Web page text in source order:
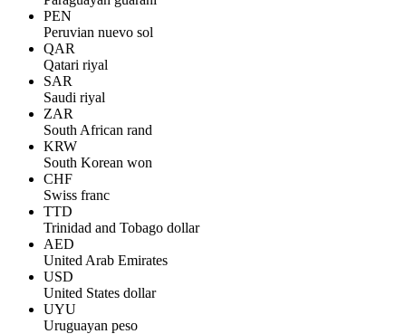
PEN
Peruvian nuevo sol
QAR
Qatari riyal
SAR
Saudi riyal
ZAR
South African rand
KRW
South Korean won
CHF
Swiss franc
TTD
Trinidad and Tobago dollar
AED
United Arab Emirates
USD
United States dollar
UYU
Uruguayan peso